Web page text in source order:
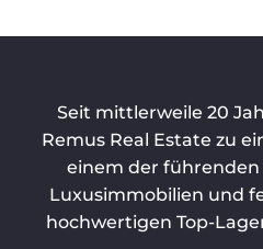
Seit mittlerweile 20
Remus Real Estate zu
einem der
Luxusimmobilien und
hochwertigen Top-